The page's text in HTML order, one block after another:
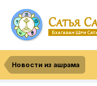
Новости из ашрама